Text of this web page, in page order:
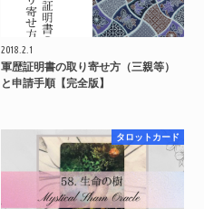
2018.2.1
軍歴証明書の取り寄せ方（三親等）
と申請手順【完全版】
タロットカード